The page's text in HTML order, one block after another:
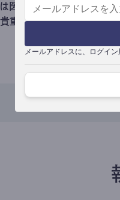
メールアドレスに、ログイン
医療記事
重な存
い距離